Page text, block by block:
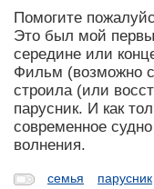
Помогите
Это был мой
середине или
Фильм (возможно
строила (или
парусник. И как
современное
волнения.
семья парусник